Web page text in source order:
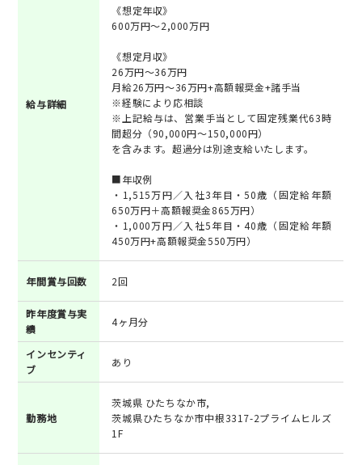
給与詳細
《想定年収》
600万円～2,000万円
《想定月収》
26万円～36万円
月給26万円～36万円+高額報奨金+諸手当
※経験により応相談
※上記給与は、営業手当として固定残業代63時
間超分（90,000円〜150,000円）
を含みます。超過分は別途支給いたします。
■年収例
・1,515万円／入社3年目・50歳（固定給年額
650万円＋高額報奨金865万円）
・1,000万円／入社5年目・40歳（固定給年額
450万円+高額報奨金550万円）
年間賞与回数 2回
昨年度賞与実
績
4ヶ月分
インセンティ
ブ
あり
勤務地
茨城県 ひたちなか市,
茨城県ひたちなか市中根3317-2プライムヒルズ
1F